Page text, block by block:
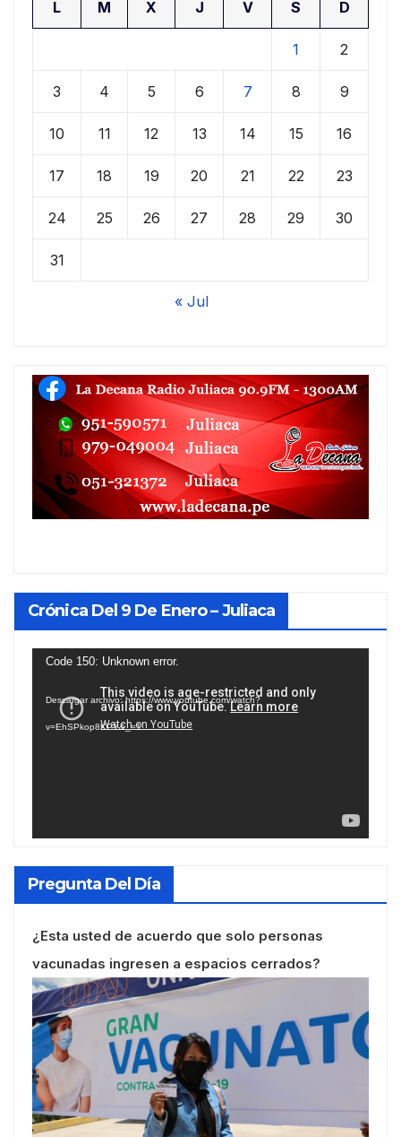
L M X J V S D
1 2
3 4 5 6 7 8 9
10 11 12 13 14 15 16
17 18 19 20 21 22 23
24 25 26 27 28 29 30
31
« Jul
Crónica Del 9 De Enero – Juliaca
Reproductor
vídeo
Code 150: Unknown error.
Descargar archivo: https://www.youtube.com/watch?
v=EhSPkop8KPY&_=1
Pregunta Del Día
¿Esta usted de acuerdo que solo personas
vacunadas ingresen a espacios cerrados?